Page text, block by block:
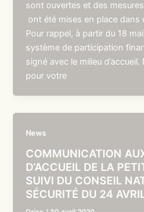
sont ouvertes et des
ont été mises en place dans
Pour rappel, à partir du 18
système de participation
signé avec le milieu
pour votre
News
COMMUNICATION
D’ACCUEIL DE LA
SUIVI DU CONSEIL
SÉCURITÉ DU 24